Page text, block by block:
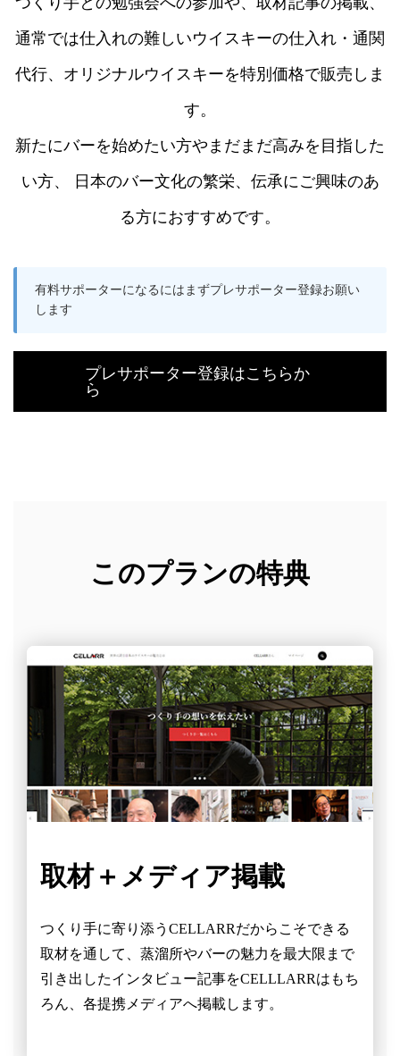
通常では仕入れの難しいウイスキーの仕入れ・通関
代行、オリジナルウイスキーを特別価格で販売しま
す。
新たにバーを始めたい方やまだまだ高みを目指した
い方、 日本のバー文化の繁栄、伝承にご興味のあ
る方におすすめです。
有料サポーターになるにはまずプレサポーター登録お願い
します
プレサポーター登録はこちらか
ら
このプランの特典
取材＋メディア掲載
つくり手に寄り添うCELLARRだからこそできる
取材を通して、蒸溜所やバーの魅力を最大限まで
引き出したインタビュー記事をCELLLARRはもち
ろん、各提携メディアへ掲載します。